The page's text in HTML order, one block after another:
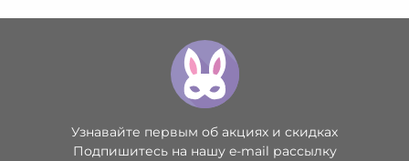
Узнавайте первым об акциях и скидках
Подпишитесь на нашу e-mail рассылку